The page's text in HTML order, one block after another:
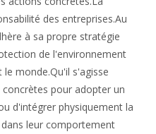
des entreprises.Au
à sa propre stratégie
de l'environnement
monde.Qu'il s'agisse
pour adopter un
d'intégrer physiquement la
leur comportement